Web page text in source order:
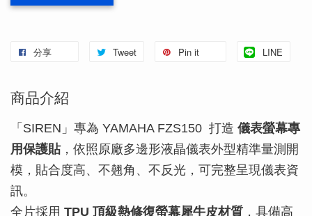
分享 Tweet Pin it LINE
商品介紹
「SIREN」專為 YAMAHA FZS150 打造 儀表螢幕專
用保護貼，依照原廠多邊形液晶儀表外型精準量測開
模，貼合度高、不翹角、不反光，可完整呈現儀表資
訊。
全片採用 TPU 頂級熱修復螢幕犀牛皮材質 ，具備高